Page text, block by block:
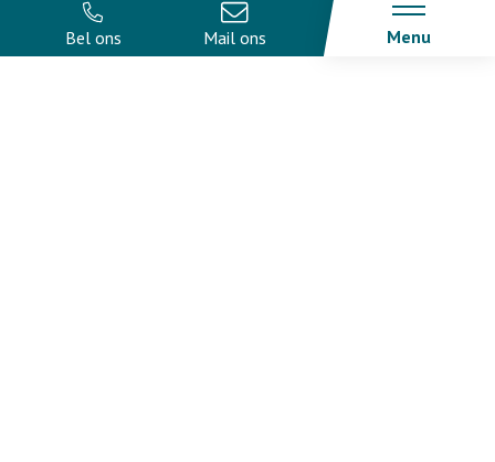
Bel ons Mail ons Menu